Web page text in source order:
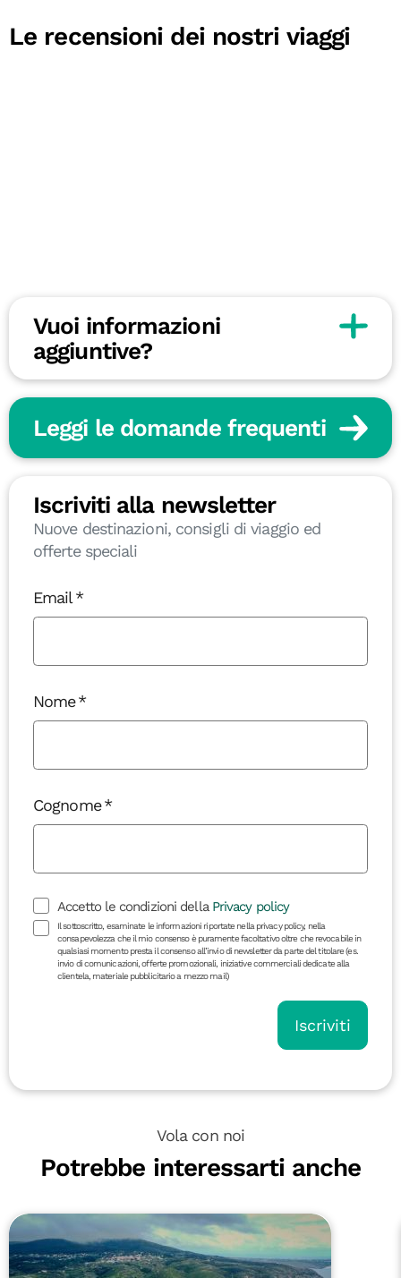
Le recensioni dei nostri viaggi
Vuoi informazioni
aggiuntive?
Leggi le domande frequenti
Iscriviti alla newsletter
Nuove destinazioni, consigli di viaggio ed
offerte speciali
Email
Nome
Cognome
Accetto le condizioni della Privacy policy
Il sottoscritto, esaminate le informazioni riportate nella privacy policy, nella
consapevolezza che il mio consenso è puramente facoltativo oltre che revocabile in
qualsiasi momento presta il consenso all’invio di newsletter da parte del titolare (es.
invio di comunicazioni, offerte promozionali, iniziative commerciali dedicate alla
clientela, materiale pubblicitario a mezzo mail)
Iscriviti
Vola con noi
Potrebbe interessarti anche